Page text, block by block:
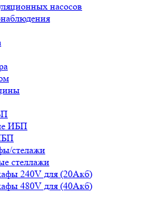
насосов
ИБП
стелажи
стеллажи
240V для (20Акб)
480V для (40Акб)